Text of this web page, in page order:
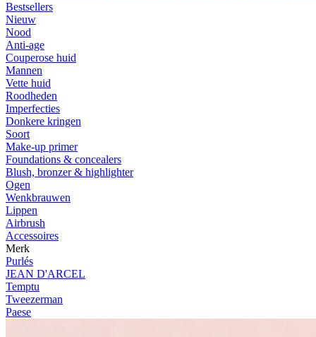
Bestsellers
Nieuw
Nood
Anti-age
Couperose huid
Mannen
Vette huid
Roodheden
Imperfecties
Donkere kringen
Soort
Make-up primer
Foundations & concealers
Blush, bronzer & highlighter
Ogen
Wenkbrauwen
Lippen
Airbrush
Accessoires
Merk
Purlés
JEAN D'ARCEL
Temptu
Tweezerman
Paese